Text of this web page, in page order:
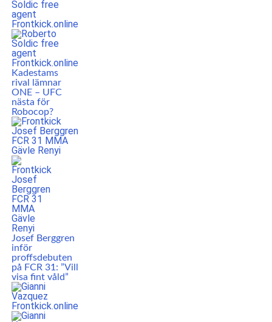
Kadestams
rival lämnar
ONE – UFC
nästa för
Robocop?
Josef Berggren
inför
proffsdebuten
på FCR 31: ”Vill
visa fint våld”